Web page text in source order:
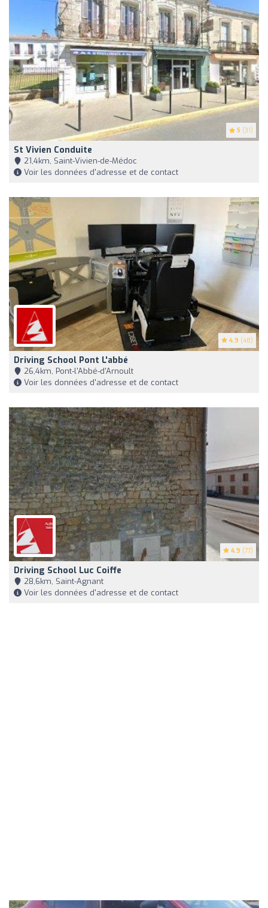
5 (31)
St Vivien Conduite
21,4km, Saint-Vivien-de-Médoc
Voir les données d'adresse et de contact
4.9 (48)
Driving School Pont L'abbé
26,4km, Pont-l'Abbé-d'Arnoult
Voir les données d'adresse et de contact
4.9 (77)
Driving School Luc Coiffe
28,6km, Saint-Agnant
Voir les données d'adresse et de contact